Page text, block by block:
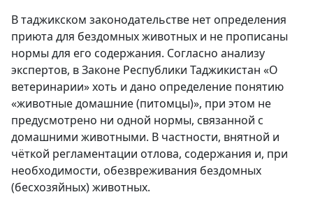
В таджикском законодательстве нет определения
приюта для бездомных животных и не прописаны
нормы для его содержания. Согласно анализу
экспертов, в Законе Республики Таджикистан «О
ветеринарии» хоть и дано определение понятию
«животные домашние (питомцы)», при этом не
предусмотрено ни одной нормы, связанной с
домашними животными. В частности, внятной и
чёткой регламентации отлова, содержания и, при
необходимости, обезвреживания бездомных
(бесхозяйных) животных.